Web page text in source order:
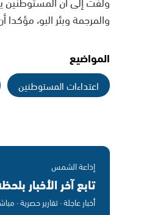
والمرجمة وبئر البو،
المواضيع
اعتداءات المستوطنين
إذاعة الشمس
تابع آخر الأخبار
أخبار عاجلة · تقارير حصرية ·